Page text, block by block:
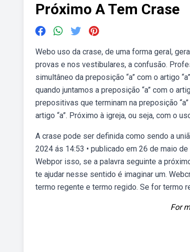
Próximo A Tem Crase
Webo uso da crase, de uma forma geral,
provas e nos vestibulares, a confusão.
simultâneo da preposição “a” com o artigo
quando juntamos a preposição “a” com o
prepositivas que terminam na preposição
artigo “a”. Próximo à igreja, ou seja, com o
A crase pode ser definida como sendo a
2024 ás 14:53 • publicado em 26 de maio
Webpor isso, se a palavra seguinte a
te ajudar nesse sentido é imaginar um.
termo regente e termo regido. Se for termo
For